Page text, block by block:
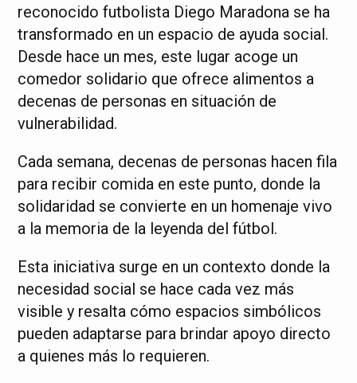
reconocido futbolista Diego Maradona se ha
transformado en un espacio de ayuda social.
Desde hace un mes, este lugar acoge un
comedor solidario que ofrece alimentos a
decenas de personas en situación de
vulnerabilidad.
Cada semana, decenas de personas hacen fila
para recibir comida en este punto, donde la
solidaridad se convierte en un homenaje vivo
a la memoria de la leyenda del fútbol.
Esta iniciativa surge en un contexto donde la
necesidad social se hace cada vez más
visible y resalta cómo espacios simbólicos
pueden adaptarse para brindar apoyo directo
a quienes más lo requieren.